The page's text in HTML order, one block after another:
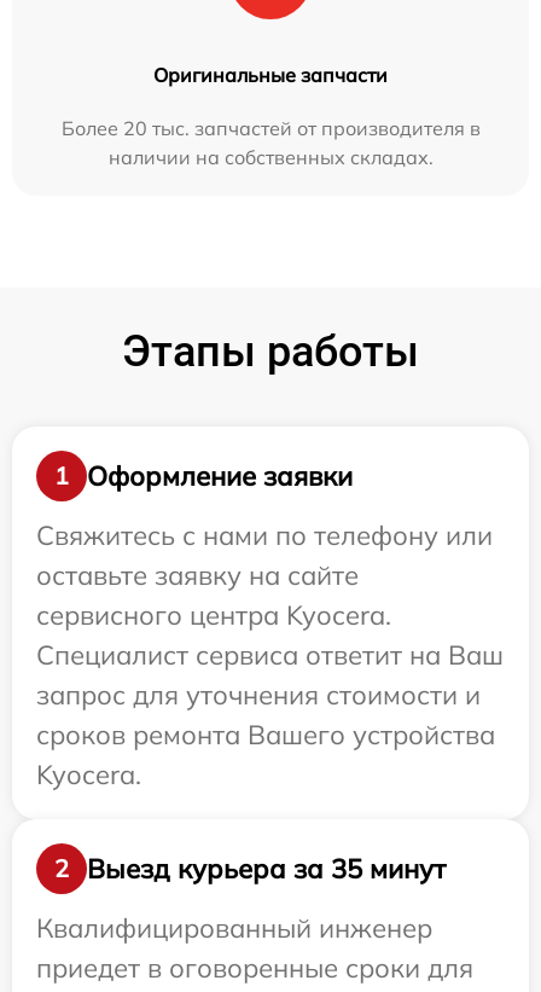
Оригинальные запчасти
Более 20 тыс. запчастей от производителя в
наличии на собственных складах.
Этапы работы
1
Оформление заявки
Свяжитесь с нами по телефону или
оставьте заявку на сайте
сервисного центра Kyocera.
Специалист сервиса ответит на Ваш
запрос для уточнения стоимости и
сроков ремонта Вашего устройства
Kyocera.
2
Выезд курьера за 35 минут
Квалифицированный инженер
приедет в оговоренные сроки для